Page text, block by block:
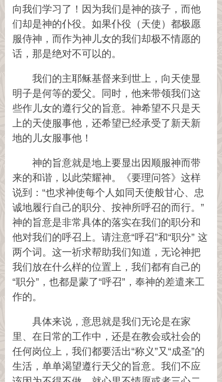
向我们学习了！因为我们是神的孩子，而他
们却是神的仆役。如果仆役（天使）都极愿
服侍神，而作为神儿女的我们却极不情愿的
话，那是绝对不可以的。
我们的主耶稣基督来到世上，向天使显
明子是何等的爱父。同时，他来带领我们这
些作儿女的遵行父的旨意。神希望不只是天
上的天使服事他，还希望已经承受了新天新
地的儿女服事他！
神的旨意就是地上要显出因顺服神而带
来的和谐，以此荣耀神。《要理问答》这样
说到：“也求神使每个人如同天使般甘心、忠
诚地履行自己的职分、按神所呼召的而行。”
神的旨意是非常具体的落实在我们的职分和
他对我们的呼召上。请注意“呼召”和“职分” 这
两个词。这一祈求帮助我们知道，无论神把
我们放在什么样的位置上，我们都有自己的
“职分”，也都是蒙了“呼召”，奉神的差遣来工
作的。
具体来说，意思就是我们无论是在家
里、在日常的工作中，还是在教会或社会的
任何岗位上，我们都要活出“称义”又“成圣”的
生活，单单渴望遵行天父的旨意。我们不应